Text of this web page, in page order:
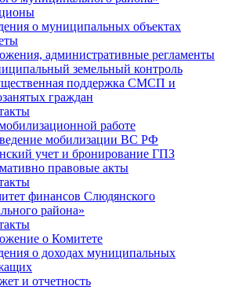
о муниципальных объектах
административные регламенты
земельный контроль
поддержка СМСП и
граждан
работе
мобилизации ВС РФ
учет и бронирование ГПЗ
правовые акты
финансов Слюдянского
района»
о Комитете
о доходах муниципальных
и отчетность